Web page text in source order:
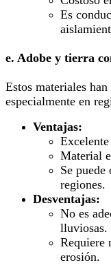
Es
e. Adobe y tierra
Estos materiales
especialmente en
Ventajas:
Material
Se puede
regiones.
Desventajas:
No es
lluviosas.
Requiere
erosión.